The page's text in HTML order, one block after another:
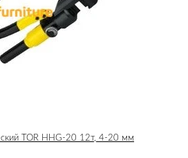
TOR HHG-20 12т, 4-20 мм